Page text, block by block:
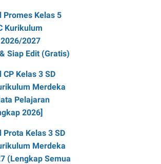
Promes Kelas 5
Kurikulum
2027
Siap Edit (Gratis)
CP Kelas 3 SD
Merdeka
Pelajaran
2026]
Prota Kelas 3 SD
Merdeka
(Lengkap Semua